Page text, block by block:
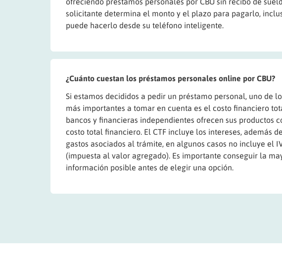
solicitante determina el monto y el plazo para pagarlo,
puede hacerlo desde su teléfono inteligente.
¿Cuánto cuestan los préstamos personales online por CBU?
Si estamos decididos a pedir un préstamo personal, uno de
más importantes a tomar en cuenta es el costo financiero
bancos y financieras independientes ofrecen sus productos
costo total financiero. El CTF incluye los intereses, además
gastos asociados al trámite, en algunos casos no incluye el
(impuesta al valor agregado). Es importante conseguir la
información posible antes de elegir una opción.